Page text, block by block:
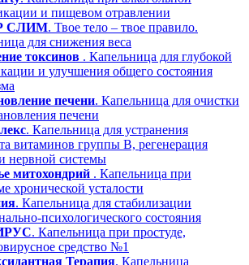
и пищевом отравлении
СЛИМ. Твое тело – твое правило.
для снижения веса
токсинов . Капельница для глубокой
и улучшения общего состояния
печени. Капельница для очистки
печени
. Капельница для устранения
витаминов группы В, регенерация
нервной системы
митохондрий . Капельница при
хронической усталости
. Капельница для стабилизации
психологического состояния
. Капельница при простуде,
средство №1
Терапия. Капельница